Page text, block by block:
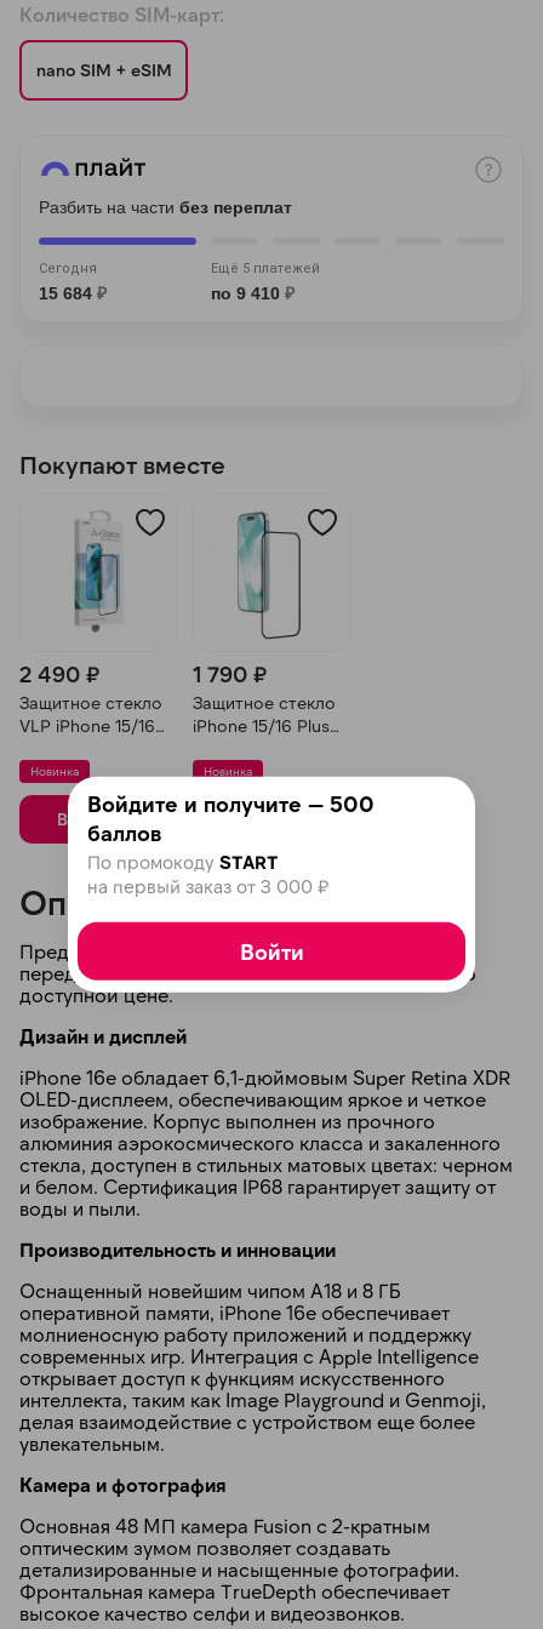
Количество SIM-карт:
nano SIM + eSIM
Разбить на части без переплат
Сегодня
15 684 ₽
Ещё 5 платежей
по 9 410 ₽
Покупают вместе
2 490 ₽
Защитное стекло
VLP iPhone 15/16
Новинка
В корзину
1 790 ₽
Защитное стекло
iPhone 15/16 Plus
Новинка
В корзину
Описание
Представляем новый iPhone 16e — сочетание
передовых технологий и элегантного дизайна по
доступной цене.
Дизайн и дисплей
iPhone 16e обладает 6,1-дюймовым Super Retina XDR
OLED-дисплеем, обеспечивающим яркое и четкое
изображение. Корпус выполнен из прочного
алюминия аэрокосмического класса и закаленного
стекла, доступен в стильных матовых цветах: черном
и белом. Сертификация IP68 гарантирует защиту от
воды и пыли.
Производительность и инновации
Оснащенный новейшим чипом A18 и 8 ГБ
оперативной памяти, iPhone 16e обеспечивает
молниеносную работу приложений и поддержку
современных игр. Интеграция с Apple Intelligence
открывает доступ к функциям искусственного
интеллекта, таким как Image Playground и Genmoji,
делая взаимодействие с устройством еще более
увлекательным.
Камера и фотография
Основная 48 МП камера Fusion с 2-кратным
оптическим зумом позволяет создавать
детализированные и насыщенные фотографии.
Фронтальная камера TrueDepth обеспечивает
высокое качество селфи и видеозвонков.
Войдите и получите — 500
баллов
По промокоду START
на первый заказ от 3 000 ₽
Войти